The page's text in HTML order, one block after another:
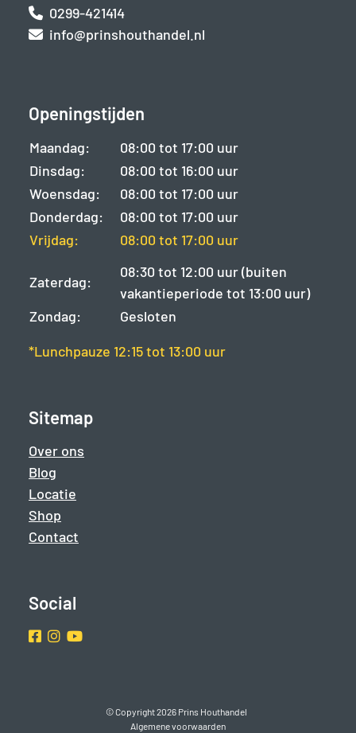
0299-421414
info@prinshouthandel.nl
Openingstijden
Maandag:
08:00 tot 17:00 uur
Dinsdag:
08:00 tot 16:00 uur
Woensdag:
08:00 tot 17:00 uur
Donderdag:
08:00 tot 17:00 uur
Vrijdag:
08:00 tot 17:00 uur
Zaterdag:
08:30 tot 12:00 uur (buiten
vakantieperiode tot 13:00 uur)
Zondag:
Gesloten
*Lunchpauze 12:15 tot 13:00 uur
Sitemap
Over ons
Blog
Locatie
Shop
Contact
Social
Facebook
Instragram
Youtube
© Copyright 2026 Prins Houthandel
Algemene voorwaarden